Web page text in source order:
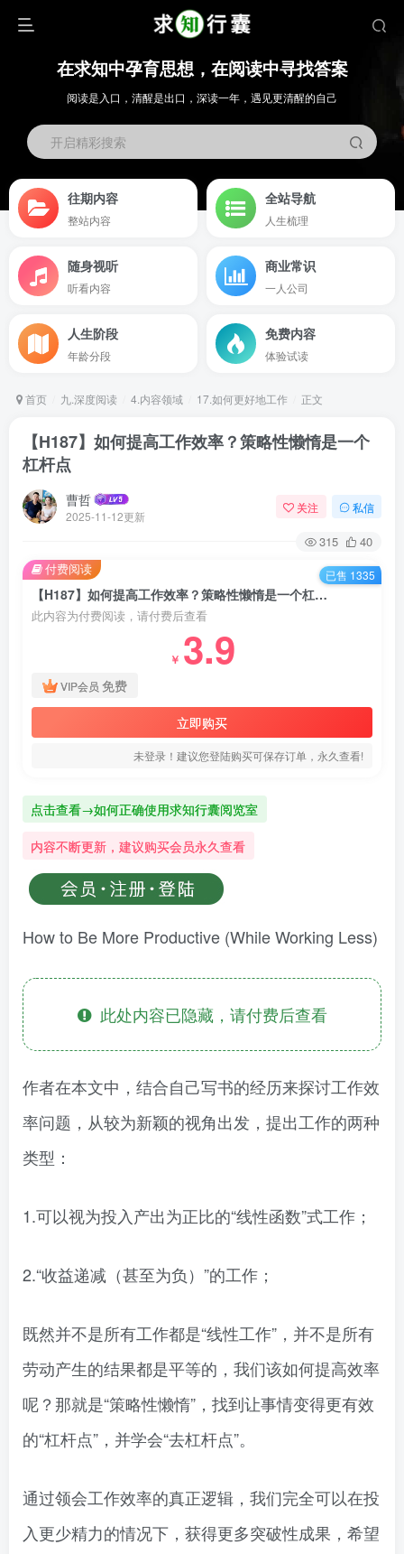
在求知中孕育思想，在阅读中寻找答案
阅读是入口，清醒是出口，深读一年，遇见更清醒的自己
开启精彩搜索
往期内容
整站内容
全站导航
人生梳理
随身视听
听看内容
商业常识
一人公司
人生阶段
年龄分段
免费内容
体验试读
首页 九.深度阅读 4.内容领域 17.如何更好地工作 正文
【H187】如何提高工作效率？策略性懒惰是一个
杠杆点
曹哲
2025-11-12更新
关注 私信
315 40
【H187】如何提高工作效率？策略性懒惰是一个杠杆点
此内容为付费阅读，请付费后查看
￥ 3.9
VIP会员 免费
立即购买
未登录！建议您登陆购买可保存订单，永久查看!
付费阅读 已售 1335
点击查看→如何正确使用求知行囊阅览室
内容不断更新，建议购买会员永久查看
How to Be More Productive (While Working Less)
此处内容已隐藏，请付费后查看
作者在本文中，结合自己写书的经历来探讨工作效
率问题，从较为新颖的视角出发，提出工作的两种
类型：
1.可以视为投入产出为正比的“线性函数”式工作；
2.“收益递减（甚至为负）”的工作；
既然并不是所有工作都是“线性工作”，并不是所有
劳动产生的结果都是平等的，我们该如何提高效率
呢？那就是“策略性懒惰”，找到让事情变得更有效
的“杠杆点”，并学会“去杠杆点”。
通过领会工作效率的真正逻辑，我们完全可以在投
入更少精力的情况下，获得更多突破性成果，希望